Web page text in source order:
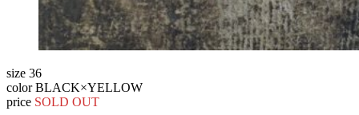
size 36
color BLACK×YELLOW
price SOLD OUT